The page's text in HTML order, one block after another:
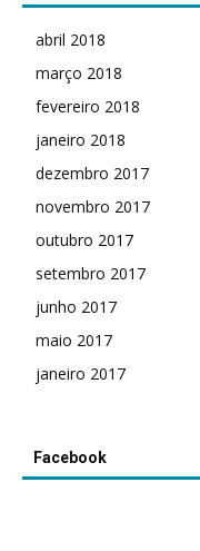
abril 2018
março 2018
fevereiro 2018
janeiro 2018
dezembro 2017
novembro 2017
outubro 2017
setembro 2017
junho 2017
maio 2017
janeiro 2017
Facebook